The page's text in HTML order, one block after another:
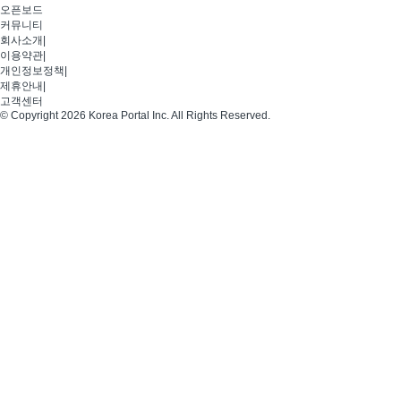
오픈보드
커뮤니티
회사소개
이용약관
개인정보정책
제휴안내
고객센터
© Copyright 2026 Korea Portal Inc. All Rights Reserved.